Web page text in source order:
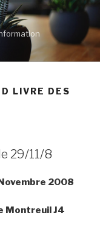
LIVRE DES
29/11/8
2008
Montreuil J4